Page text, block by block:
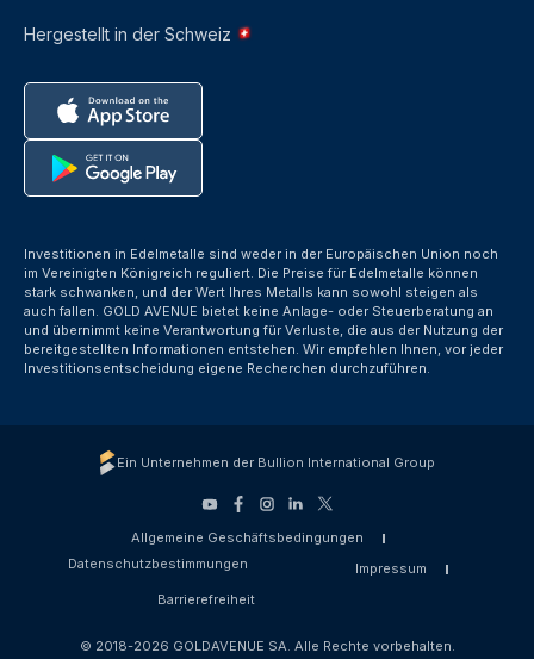
Hergestellt in der Schweiz
Investitionen in Edelmetalle sind weder in der Europäischen Union noch
im Vereinigten Königreich reguliert. Die Preise für Edelmetalle können
stark schwanken, und der Wert Ihres Metalls kann sowohl steigen als
auch fallen. GOLD AVENUE bietet keine Anlage- oder Steuerberatung an
und übernimmt keine Verantwortung für Verluste, die aus der Nutzung der
bereitgestellten Informationen entstehen. Wir empfehlen Ihnen, vor jeder
Investitionsentscheidung eigene Recherchen durchzuführen.
Ein Unternehmen der Bullion International Group
Allgemeine Geschäftsbedingungen
Datenschutzbestimmungen
Impressum
Barrierefreiheit
© 2018-2026 GOLDAVENUE SA. Alle Rechte vorbehalten.